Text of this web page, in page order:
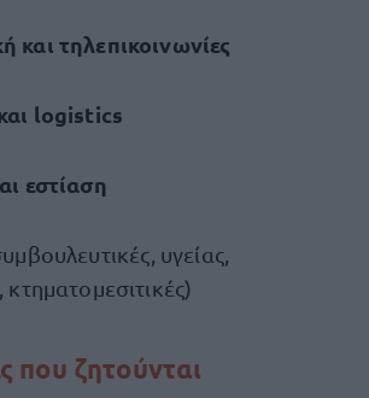
και τηλεπικοινωνίες
logistics
εστίαση
υγείας,
που ζητούνται